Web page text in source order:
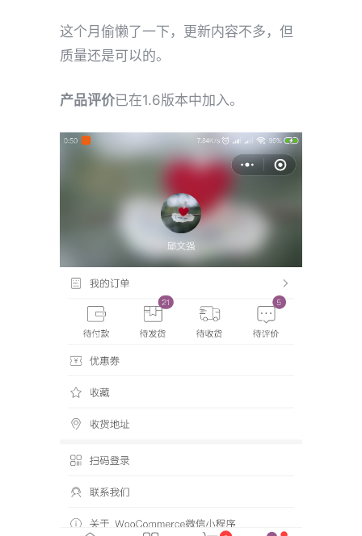
这个月偷懒了一下，更新内容不多，但
质量还是可以的。
产品评价已在1.6版本中加入。